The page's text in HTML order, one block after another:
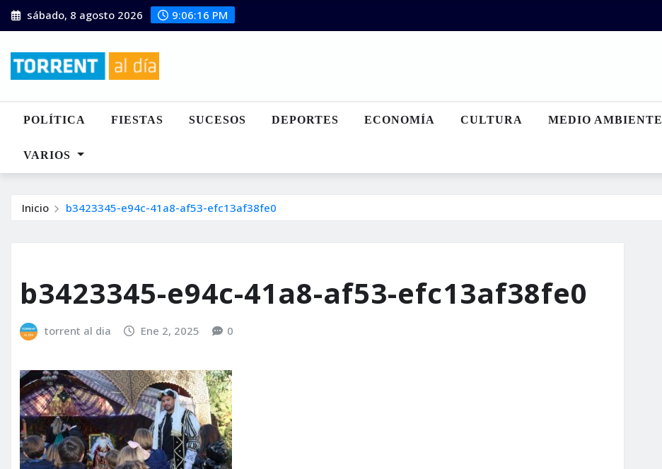
Saltar
al
sábado, 8 agosto 2026 9:06:17 PM
POLÍTICA FIESTAS SUCESOS DEPORTES ECONOMÍA CULTURA MEDIO AMBIENTE
VARIOS
Inicio b3423345-e94c-41a8-af53-efc13af38fe0
b3423345-e94c-41a8-af53-efc13af38fe0
torrent al dia Ene 2, 2025 0